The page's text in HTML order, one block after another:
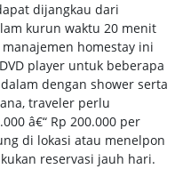
dijangkau dari
kurun waktu 20 menit
homestay ini
player untuk beberapa
dengan shower serta
traveler perlu
â€“ Rp 200.000 per
di lokasi atau menelpon
reservasi jauh hari.